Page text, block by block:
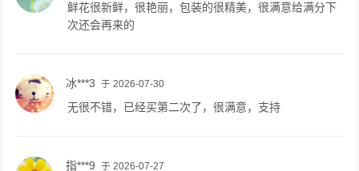
鲜花很新鲜，很艳丽，包装的很精美，很满意给满分下
次还会再来的
冰***3 于 2026-07-30
无很不错，已经买第二次了，很满意，支持
指***9 于 2026-07-27